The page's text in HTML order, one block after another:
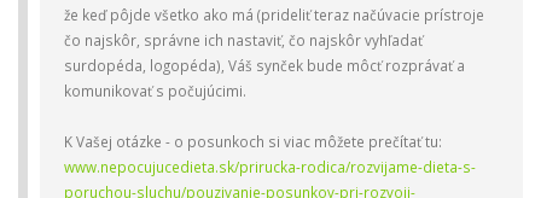
že keď pôjde všetko ako má (prideliť teraz načúvacie prístroje
čo najskôr, správne ich nastaviť, čo najskôr vyhľadať
surdopéda, logopéda), Váš synček bude môcť rozprávať a
komunikovať s počujúcimi.
K Vašej otázke - o posunkoch si viac môžete prečítať tu:
www.nepocujucedieta.sk/prirucka-rodica/rozvijame-dieta-s-
poruchou-sluchu/pouzivanie-posunkov-pri-rozvoji-